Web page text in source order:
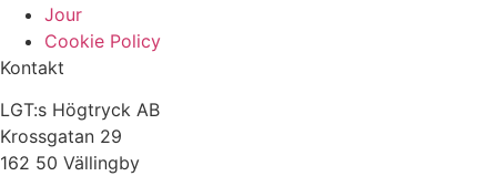
Jour
Cookie Policy
Kontakt
LGT:s Högtryck AB
Krossgatan 29
162 50 Vällingby